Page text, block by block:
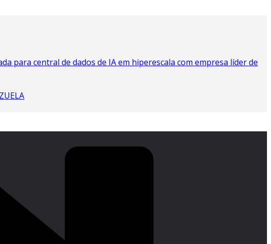
para central de dados de IA em hiperescala com empresa líder de